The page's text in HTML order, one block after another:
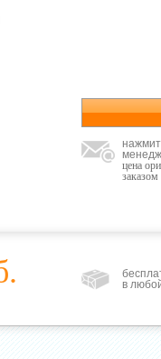
цена
заказом
в